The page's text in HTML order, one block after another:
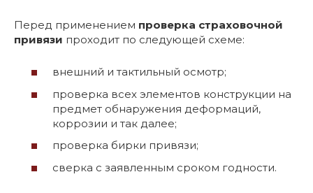
Перед применением проверка страховочной
привязи проходит по следующей схеме:
внешний и тактильный осмотр;
проверка всех элементов конструкции на
предмет обнаружения деформаций,
коррозии и так далее;
проверка бирки привязи;
сверка с заявленным сроком годности.